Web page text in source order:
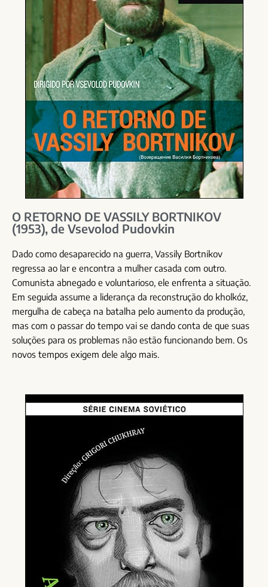
O RETORNO DE VASSILY BORTNIKOV
(1953), de Vsevolod Pudovkin
Dado como desaparecido na guerra, Vassily Bortnikov
regressa ao lar e encontra a mulher casada com outro.
Comunista abnegado e voluntarioso, ele enfrenta a situação.
Em seguida assume a liderança da reconstrução do kholkóz,
mergulha de cabeça na batalha pelo aumento da produção,
mas com o passar do tempo vai se dando conta de que suas
soluções para os problemas não estão funcionando bem. Os
novos tempos exigem dele algo mais.